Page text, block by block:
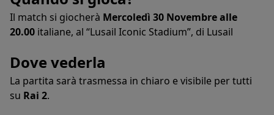
Il match si giocherà Mercoledì 30 Novembre alle
20.00 italiane, al “Lusail Iconic Stadium”, di Lusail
Dove vederla
La partita sarà trasmessa in chiaro e visibile per tutti
su Rai 2.